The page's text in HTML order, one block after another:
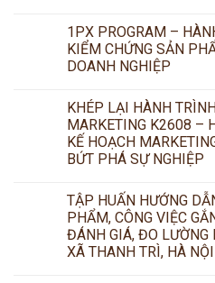
1PX PROGRAM –
KIỂM CHỨNG SẢN
DOANH NGHIỆP
KHÉP LẠI HÀNH
MARKETING K2608 –
KẾ HOẠCH
BỨT PHÁ SỰ NGHIỆP
TẬP HUẤN HƯỚNG
PHẨM, CÔNG VIỆC
ĐÁNH GIÁ, ĐO LƯỜNG
XÃ THANH TRÌ, HÀ NỘI